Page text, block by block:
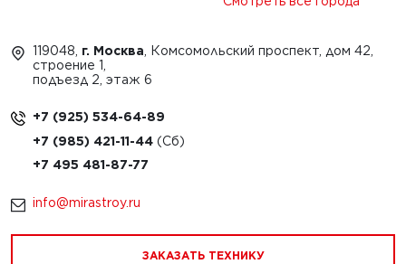
119048, г. Москва , Комсомольский проспект, дом 42,
строение 1,
подъезд 2, этаж 6
+7 (925) 534-64-89
+7 (985) 421-11-44
+7 495 481-87-77
info@mirastroy.ru
ЗАКАЗАТЬ ТЕХНИКУ